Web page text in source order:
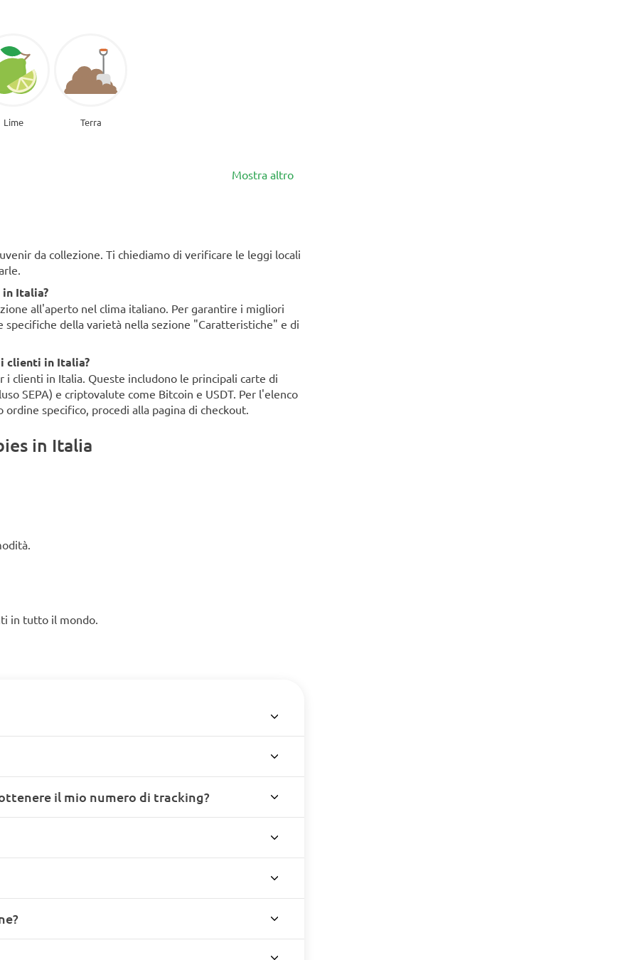
Lime Terra
Mostra altro
da collezione. Ti chiediamo di verificare le leggi locali
Italia?
all'aperto nel clima italiano. Per garantire i migliori
della varietà nella sezione "Caratteristiche" e di
clienti in Italia?
clienti in Italia. Queste includono le principali carte di
SEPA) e criptovalute come Bitcoin e USDT. Per l'elenco
specifico, procedi alla pagina di checkout.
in Italia
in tutto il mondo.
il mio numero di tracking?